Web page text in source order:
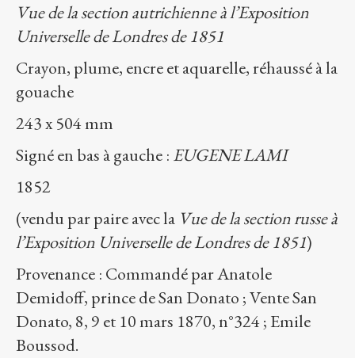
Vue de la section autrichienneà l’Exposition
Universelle de Londres de 1851
Crayon, plume, encre et aquarelle, réhaussé à la
gouache
243 x 504 mm
Signé en bas à gauche : EUGENE LAMI
1852
(vendu par paire avec la Vue de la section russe à
l’Exposition Universelle de Londres de 1851)
Provenance : Commandé par Anatole
Demidoff, prince de San Donato ; Vente San
Donato, 8, 9 et 10 mars 1870, n°324 ; Emile
Boussod.